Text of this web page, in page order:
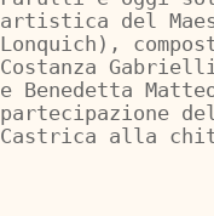
artistica del
Lonquich),
Costanza
e Benedetta
partecipazione
Castrica alla